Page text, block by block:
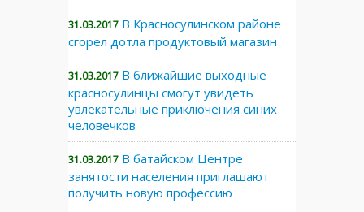
31.03.2017 В Красносулинском районе
сгорел дотла продуктовый магазин
31.03.2017 В ближайшие выходные
красносулинцы смогут увидеть
увлекательные приключения синих
человечков
31.03.2017 В батайском Центре
занятости населения приглашают
получить новую профессию